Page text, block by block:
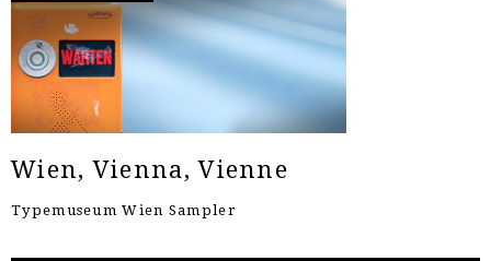
Wien, Vienna, Vienne
Typemuseum Wien Sampler